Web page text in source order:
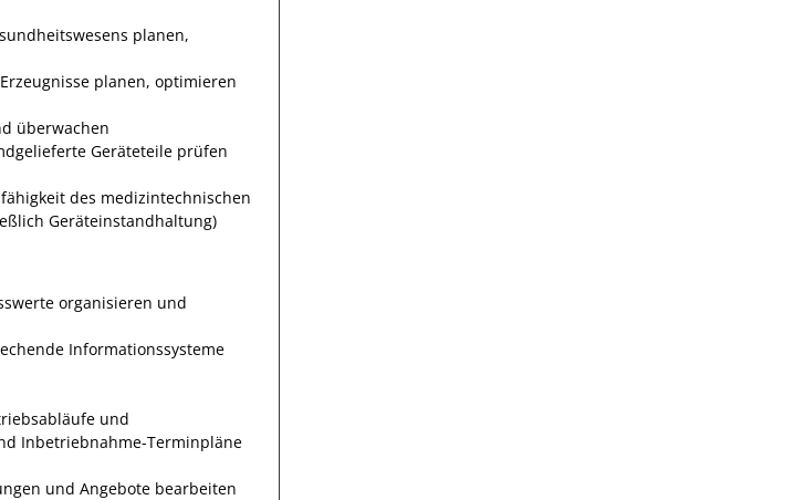
planen,
planen, optimieren
überwachen
Geräteteile prüfen
des medizintechnischen
Geräteinstandhaltung)
organisieren und
Informationssysteme
und
Inbetriebnahme-Terminpläne
und Angebote bearbeiten